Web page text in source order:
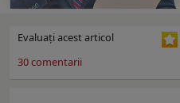
Evaluaţi acest articol
30comentarii